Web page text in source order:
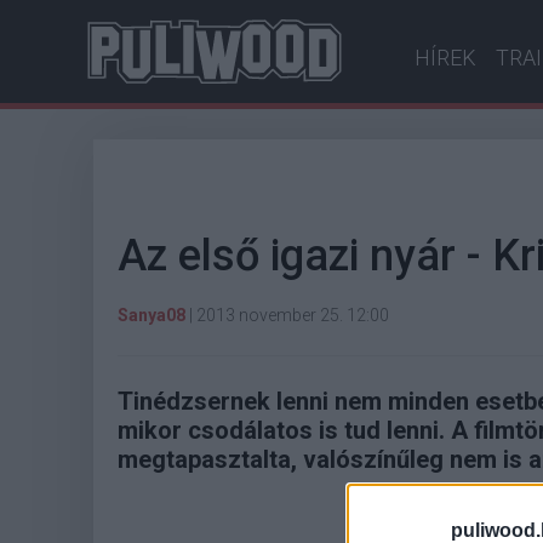
HÍREK
Az első igazi nyár -
Sanya08 2013 november 25. 12:00
Tinédzsernek lenni nem minden
mikor csodálatos is tud lenni. A
megtapasztalta, valószínűleg nem is